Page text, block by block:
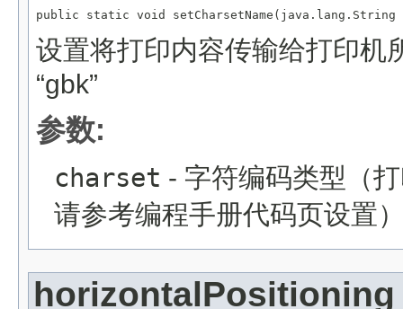
public static void setCharsetName(java.lang.String
设置将打印内容传输给打印机
“gbk”
参数:
charset - 字符编码类型（
请参考编程手册代码页设置
horizontalPositioning